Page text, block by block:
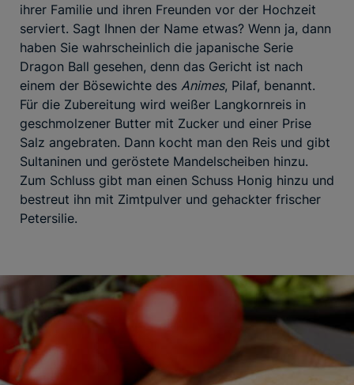
ihrer Familie und ihren Freunden vor der Hochzeit
serviert. Sagt Ihnen der Name etwas? Wenn ja, dann
haben Sie wahrscheinlich die japanische Serie
Dragon Ball gesehen, denn das Gericht ist nach
einem der Bösewichte des Animes, Pilaf, benannt.
Für die Zubereitung wird weißer Langkornreis in
geschmolzener Butter mit Zucker und einer Prise
Salz angebraten. Dann kocht man den Reis und gibt
Sultaninen und geröstete Mandelscheiben hinzu.
Zum Schluss gibt man einen Schuss Honig hinzu und
bestreut ihn mit Zimtpulver und gehackter frischer
Petersilie.